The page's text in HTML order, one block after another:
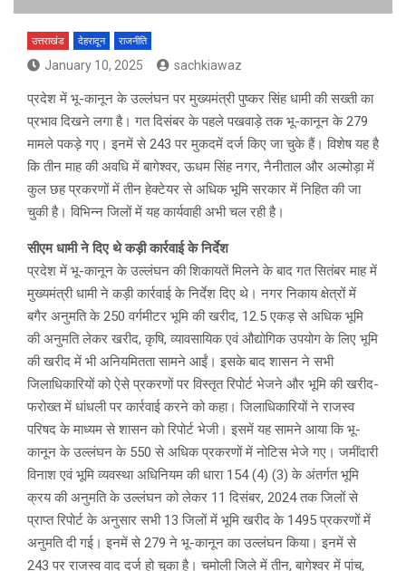
उत्तराखंड देहरादून राजनीति
January 10, 2025 sachkiawaz
प्रदेश में भू-कानून के उल्लंघन पर मुख्यमंत्री पुष्कर सिंह धामी की सख्ती का
प्रभाव दिखने लगा है। गत दिसंबर के पहले पखवाड़े तक भू-कानून के 279
मामले पकड़े गए। इनमें से 243 पर मुकदमें दर्ज किए जा चुके हैं। विशेष यह है
कि तीन माह की अवधि में बागेश्वर, ऊधम सिंह नगर, नैनीताल और अल्मोड़ा में
कुल छह प्रकरणों में तीन हेक्टेयर से अधिक भूमि सरकार में निहित की जा
चुकी है। विभिन्न जिलों में यह कार्यवाही अभी चल रही है।
सीएम धामी ने दिए थे कड़ी कार्रवाई के निर्देश
प्रदेश में भू-कानून के उल्लंघन की शिकायतें मिलने के बाद गत सितंबर माह में
मुख्यमंत्री धामी ने कड़ी कार्रवाई के निर्देश दिए थे। नगर निकाय क्षेत्रों में
बगैर अनुमति के 250 वर्गमीटर भूमि की खरीद, 12.5 एकड़ से अधिक भूमि
की अनुमति लेकर खरीद, कृषि, व्यावसायिक एवं औद्योगिक उपयोग के लिए भूमि
की खरीद में भी अनियमितता सामने आईं। इसके बाद शासन ने सभी
जिलाधिकारियों को ऐसे प्रकरणों पर विस्तृत रिपोर्ट भेजने और भूमि की खरीद-
फरोख्त में धांधली पर कार्रवाई करने को कहा। जिलाधिकारियों ने राजस्व
परिषद के माध्यम से शासन को रिपोर्ट भेजी। इसमें यह सामने आया कि भू-
कानून के उल्लंघन के 550 से अधिक प्रकरणों में नोटिस भेजे गए। जमींदारी
विनाश एवं भूमि व्यवस्था अधिनियम की धारा 154 (4) (3) के अंतर्गत भूमि
क्रय की अनुमति के उल्लंघन को लेकर 11 दिसंबर, 2024 तक जिलों से
प्राप्त रिपोर्ट के अनुसार सभी 13 जिलों में भूमि खरीद के 1495 प्रकरणों में
अनुमति दी गई। इनमें से 279 ने भू-कानून का उल्लंघन किया। इनमें से
243 पर राजस्व वाद दर्ज हो चुका है। चमोली जिले में तीन, बागेश्वर में पांच,